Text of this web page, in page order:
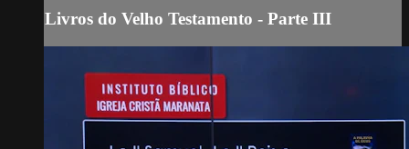
Livros do Velho Testamento - Parte III